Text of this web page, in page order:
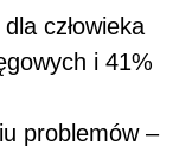
człowieka
i 41%
problemów –